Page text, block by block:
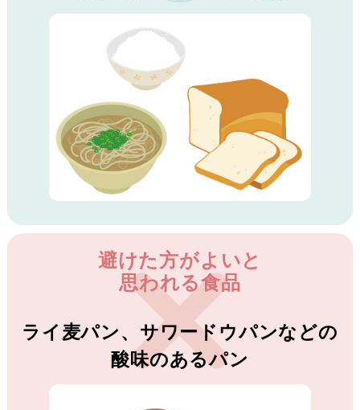
避けた方がよいと
思われる食品
ライ麦パン、サワードウパンなどの
酸味のあるパン